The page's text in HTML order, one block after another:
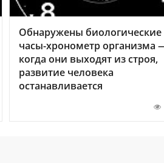
Обнаружены биологические
часы-хронометр организма
когда они выходят из строя,
развитие человека
останавливается